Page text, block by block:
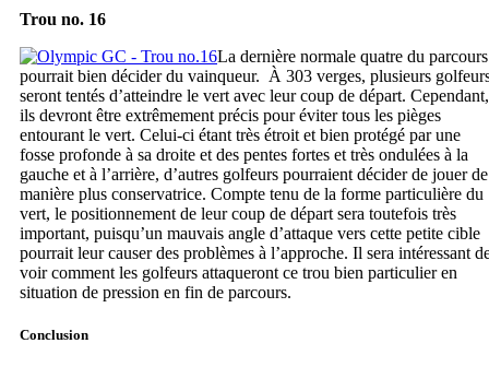
Trou no. 16
La dernière normale quatre du parcours
pourrait bien décider du vainqueur. À 303 verges, plusieurs
seront tentés d’atteindre le vert avec leur coup de départ. Cependant,
ils devront être extrêmement précis pour éviter tous les pièges
entourant le vert. Celui-ci étant très étroit et bien protégé par une
fosse profonde à sa droite et des pentes fortes et très ondulées à la
gauche et à l’arrière, d’autres golfeurs pourraient décider de jouer de
manière plus conservatrice. Compte tenu de la forme particulière du
vert, le positionnement de leur coup de départ sera toutefois très
important, puisqu’un mauvais angle d’attaque vers cette petite cible
pourrait leur causer des problèmes à l’approche. Il sera intéressant
voir comment les golfeurs attaqueront ce trou bien particulier en
situation de pression en fin de parcours.
Conclusion